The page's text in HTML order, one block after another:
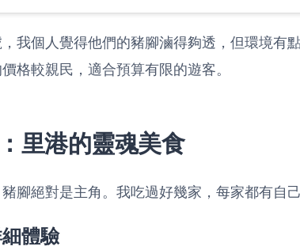
我個人覺得他們的豬腳滷得夠透，但環境有
格較親民，適合預算有限的遊客。
里港的靈魂美食
腳絕對是主角。我吃過好幾家，每家都有自己
體驗